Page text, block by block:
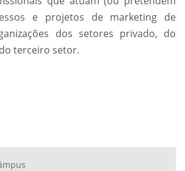
e projetos de marketing de
dos setores privado, do
terceiro setor.